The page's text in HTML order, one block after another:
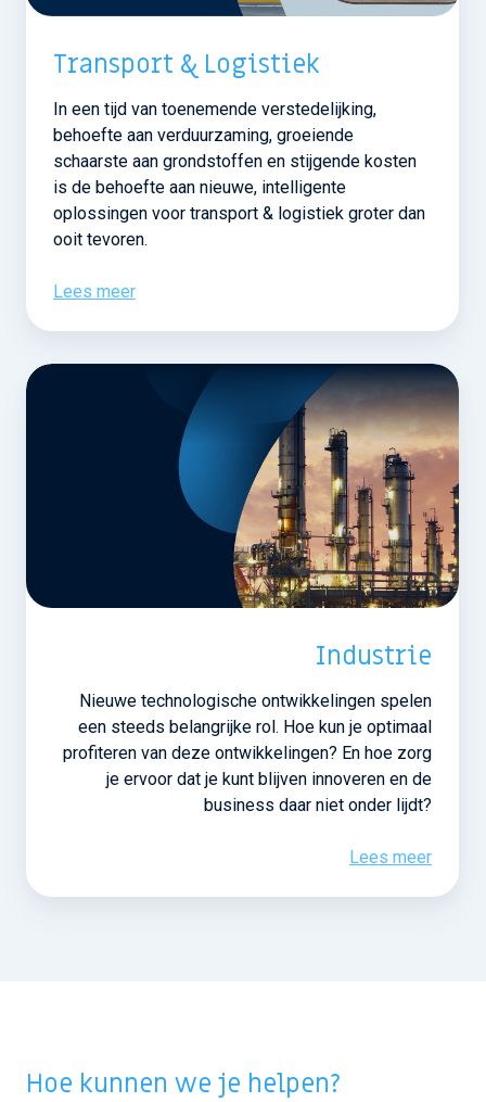
Transport & Logistiek
In een tijd van toenemende verstedelijking,
behoefte aan verduurzaming, groeiende
schaarste aan grondstoffen en stijgende kosten
is de behoefte aan nieuwe, intelligente
oplossingen voor transport & logistiek groter dan
ooit tevoren.
Lees meer
Industrie
Nieuwe technologische ontwikkelingen spelen
een steeds belangrijke rol. Hoe kun je optimaal
profiteren van deze ontwikkelingen? En hoe zorg
je ervoor dat je kunt blijven innoveren en de
business daar niet onder lijdt?
Lees meer
Hoe kunnen we je helpen?